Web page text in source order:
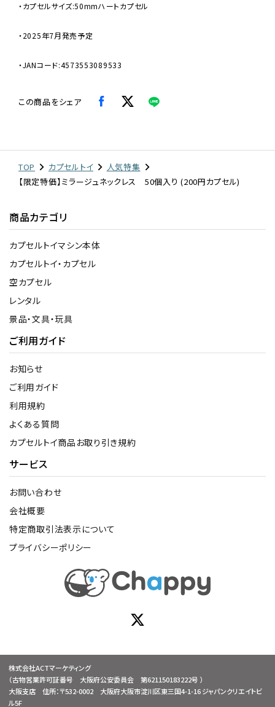
・カプセルサイズ:50mmハートカプセル
・2025年7月発売予定
・JANコード:4573553089533
この商品をシェア
TOP カプセルトイ
人気特集
【限定特価】ミラージュネックレス 50個入り (200円カプセル)
商品カテゴリ
カプセルトイマシン本体
カプセルトイ・カプセル
空カプセル
レンタル
景品・文具・玩具
ご利用ガイド
お知らせ
ご利用ガイド
利用規約
よくある質問
カプセルトイ商品お取り引き規約
サービス
お問い合わせ
会社概要
特定商取引法表示について
プライバシーポリシー
株式会社ACTマーケティング
（古物営業許可証番号 大阪府公安委員会 第621150183222号 ）
大阪支店 住所：〒532-0002 大阪府大阪市淀川区東三国4-1-16 ジャパンクリエイトビ
ル5F